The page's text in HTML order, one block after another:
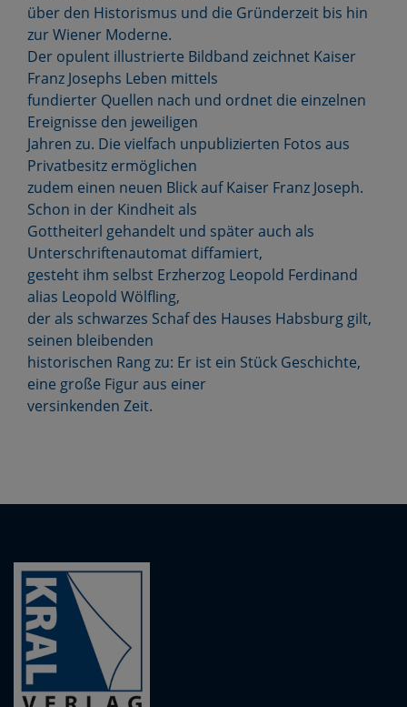
über den Historismus und die Gründerzeit bis hin
zur Wiener Moderne.
Der opulent illustrierte Bildband zeichnet Kaiser
Franz Josephs Leben mittels
fundierter Quellen nach und ordnet die einzelnen
Ereignisse den jeweiligen
Jahren zu. Die vielfach unpublizierten Fotos aus
Privatbesitz ermöglichen
zudem einen neuen Blick auf Kaiser Franz Joseph.
Schon in der Kindheit als
Gottheiterl gehandelt und später auch als
Unterschriftenautomat diffamiert,
gesteht ihm selbst Erzherzog Leopold Ferdinand
alias Leopold Wölfling,
der als schwarzes Schaf des Hauses Habsburg gilt,
seinen bleibenden
historischen Rang zu: Er ist ein Stück Geschichte,
eine große Figur aus einer
versinkenden Zeit.